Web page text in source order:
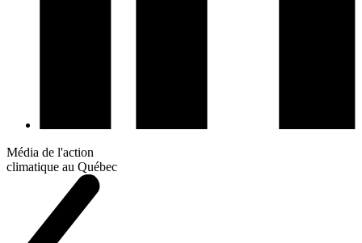
Média de l'action
climatique au Québec